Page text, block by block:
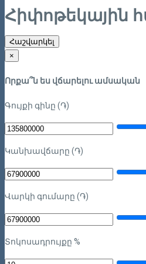
Հիփոթեկային
Հաշվարկել
×
Որքա՞ն ես վճարելու ամսական
Գույքի գինը (֏)
Կանխավճարը (֏)
Վարկի գումարը (֏)
Տոկոսադրույքը %